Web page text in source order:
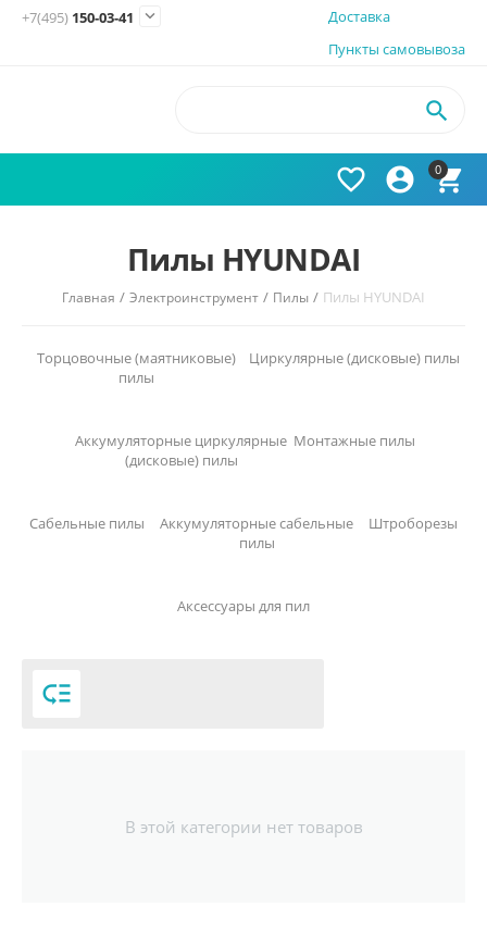
Доставка
Пункты самовывоза
+7(495) 150-03-41 
0




Пилы HYUNDAI
Главная / Электроинструмент / Пилы / Пилы HYUNDAI
Торцовочные (маятниковые)
пилы
Циркулярные (дисковые) пилы
Аккумуляторные циркулярные
(дисковые) пилы
Монтажные пилы
Сабельные пилы
Аккумуляторные сабельные
пилы
Штроборезы
Аксессуары для пил

В этой категории нет товаров